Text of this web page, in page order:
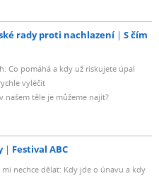
rady proti nachlazení
S čím
Co pomáhá a kdy už riskujete úpal
vyléčit
našem těle je můžeme najít?
Festival ABC
nechce dělat: Kdy jde o únavu a kdy